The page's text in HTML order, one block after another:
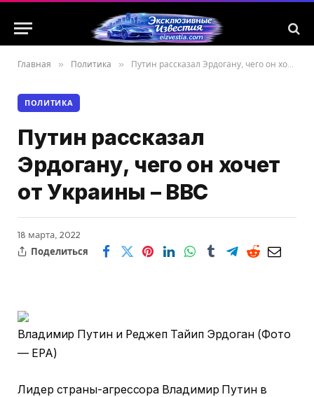
Главная » Политика » Путин рассказал Эрдогану, чего он хочет от Украины – BBC
ПОЛИТИКА
Путин рассказал
Эрдогану, чего он хочет
от Украины – BBC
18 марта, 2022
Поделиться
Владимир Путин и Реджеп Тайип Эрдоган (Фото
— EPA)
Лидер страны-агрессора Владимир Путин в